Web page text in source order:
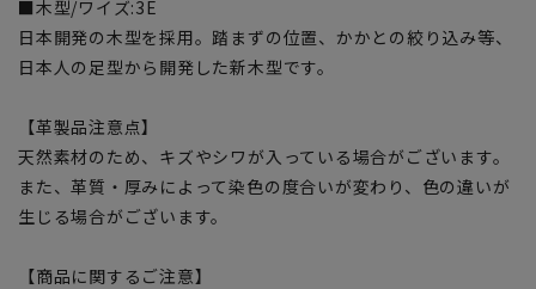
■木型/ワイズ:3E
日本開発の木型を採用。踏まずの位置、かかとの絞り込み等、
日本人の足型から開発した新木型です。
【革製品注意点】
天然素材のため、キズやシワが入っている場合がございます。
また、革質・厚みによって染色の度合いが変わり、色の違いが
生じる場合がございます。
【商品に関するご注意】